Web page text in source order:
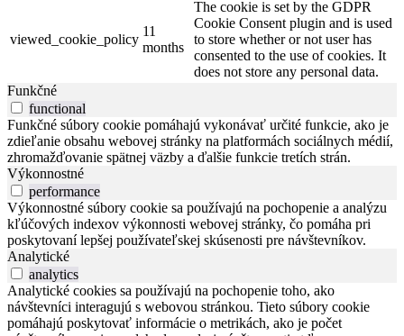
viewed_cookie_policy
11
months
The cookie is set by the GDPR
Cookie Consent plugin and is used
to store whether or not user has
consented to the use of cookies. It
does not store any personal data.
Funkčné
functional
Funkčné súbory cookie pomáhajú vykonávať určité funkcie, ako je
zdieľanie obsahu webovej stránky na platformách sociálnych médií,
zhromažďovanie spätnej väzby a ďalšie funkcie tretích strán.
Výkonnostné
performance
Výkonnostné súbory cookie sa používajú na pochopenie a analýzu
kľúčových indexov výkonnosti webovej stránky, čo pomáha pri
poskytovaní lepšej používateľskej skúsenosti pre návštevníkov.
Analytické
analytics
Analytické cookies sa používajú na pochopenie toho, ako
návštevníci interagujú s webovou stránkou. Tieto súbory cookie
pomáhajú poskytovať informácie o metrikách, ako je počet